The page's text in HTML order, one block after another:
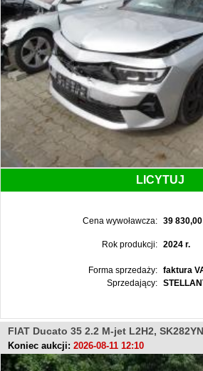
LICYTUJ
Cena wywoławcza: 39 830,00
Rok produkcji: 2024 r.
Forma sprzedaży:
faktura
Sprzedający:
FIAT Ducato 35 2.2 M-jet L2H2,
Koniec aukcji: 2026-08-11 12:10